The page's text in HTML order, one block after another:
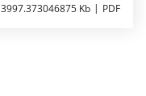
3997.373046875 Kb PDF